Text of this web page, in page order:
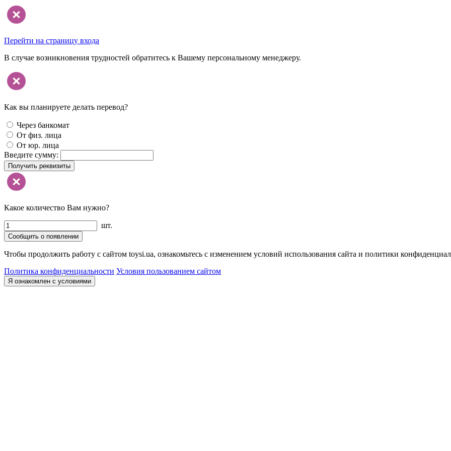
Перейти на страницу входа
В случае возникновения трудностей обратитесь к Вашему персональному менеджеру.
Как вы планируете делать перевод?
Через банкомат
От физ. лица
От юр. лица
Введите сумму:
Получить реквизиты
Какое количество Вам нужно?
шт.
Сообщить о появлении
Чтобы продолжить работу с сайтом toysi.ua, ознакомьтесь с изменением условий использования сайта и политики
Политика конфиденциальности Условия пользованием сайтом
Я ознакомлен с условиями